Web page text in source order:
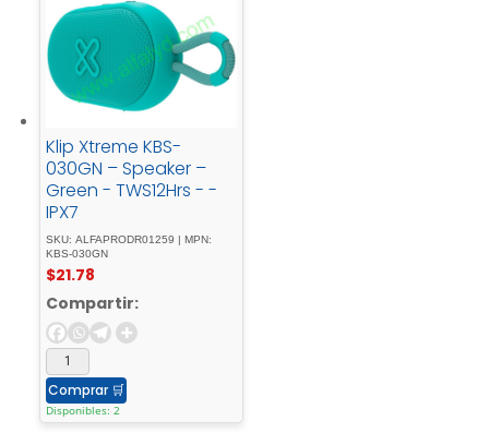
Klip Xtreme KBS-
030GN – Speaker –
Green - TWS12Hrs - -
IPX7
SKU: ALFAPRODR01259 | MPN:
KBS-030GN
$21.78
Compartir:
Comprar 🛒
Disponibles: 2